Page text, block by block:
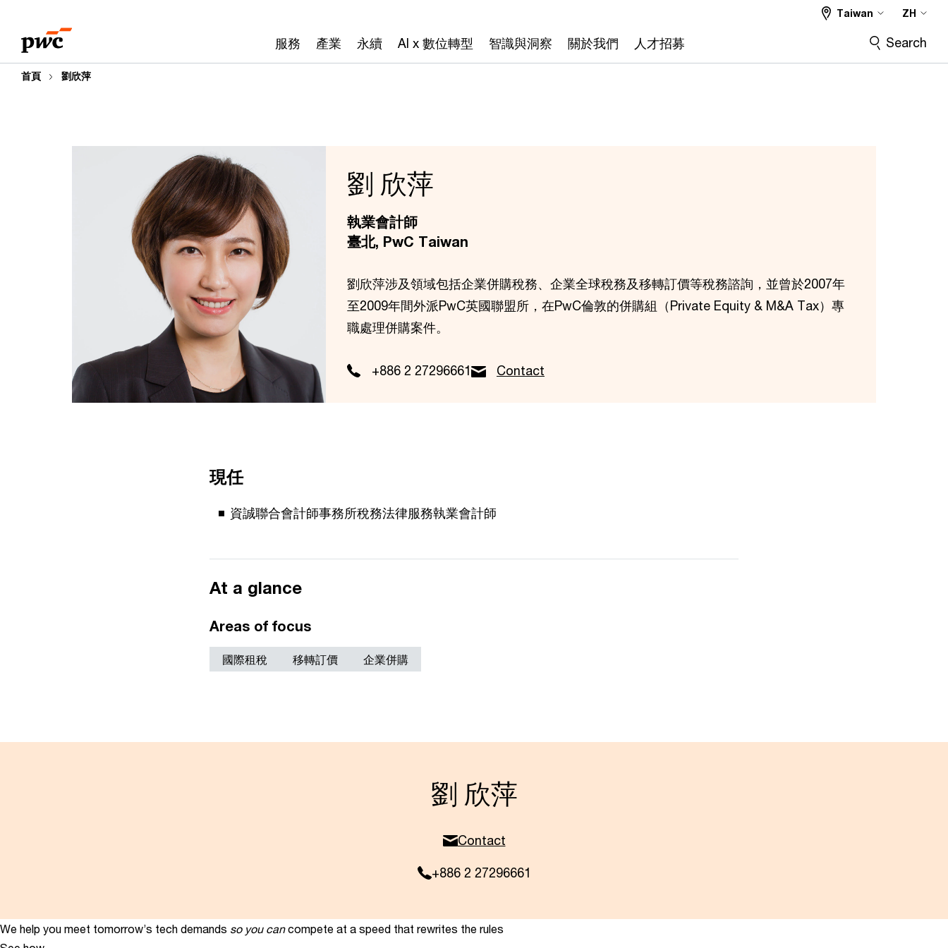
content
footer
服務 產業 永續 AI x 數位轉型 智識與洞察 關於我們 人才招募
Taiwan ZH
Search
首頁 劉欣萍
劉 欣萍
執業會計師
臺北, PwC Taiwan
劉欣萍涉及領域包括企業併購稅務、企業全球稅務及移轉訂價等稅務諮詢，並曾於2007年
至2009年間外派PwC英國聯盟所，在PwC倫敦的併購組（Private Equity & M&A Tax）專
職處理併購案件。
+886 2 27296661 Contact
現任
資誠聯合會計師事務所稅務法律服務執業會計師
At a glance
Areas of focus
國際租稅 移轉訂價 企業併購
劉 欣萍
Contact
+886 2 27296661
We help you meet tomorrow’s tech demands so you can compete at a speed that rewrites the rules